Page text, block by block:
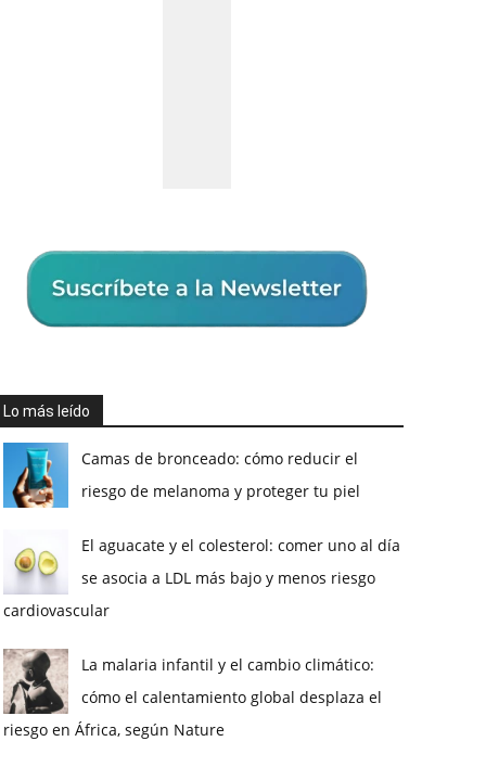
Lo más leído
Camas de bronceado: cómo reducir el
riesgo de melanoma y proteger tu piel
El aguacate y el colesterol: comer uno al día
se asocia a LDL más bajo y menos riesgo
cardiovascular
La malaria infantil y el cambio climático:
cómo el calentamiento global desplaza el
riesgo en África, según Nature